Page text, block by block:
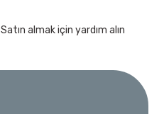
Satın almak için yardım alın